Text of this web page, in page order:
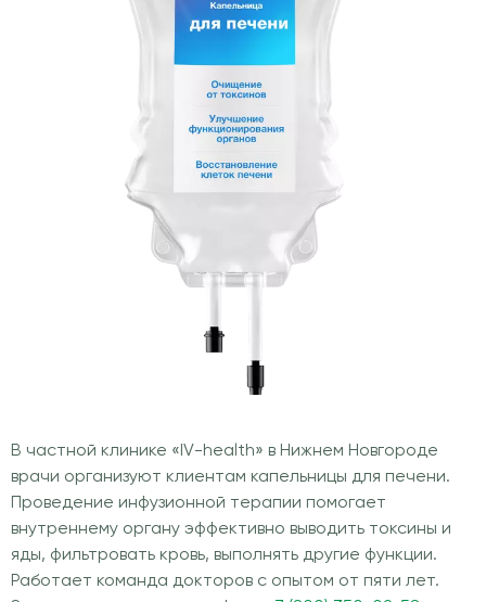
В частной клинике «IV-health» в Нижнем Новгороде
врачи организуют клиентам капельницы для печени.
Проведение инфузионной терапии помогает
внутреннему органу эффективно выводить токсины и
яды, фильтровать кровь, выполнять другие функции.
Работает команда докторов с опытом от пяти лет.